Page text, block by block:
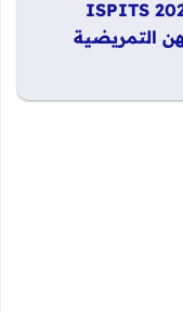
التمريضية